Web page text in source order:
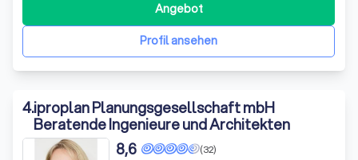
Gesamtplanung anzubieten. Mit einem engagierten Team
von Fachleuten setzen wir auf kreative Ansätze, um
sowohl funktionale als auch ästhetische Anforderun
Profil ansehen
Angebot
4.iproplan Planungsgesellschaft mbH
Beratende Ingenieure und Architekten
(32)
8,6